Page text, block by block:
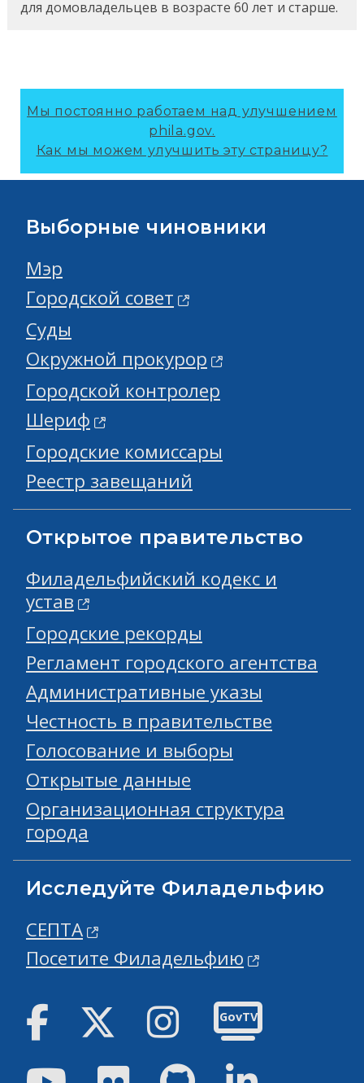
для домовладельцев в возрасте 60 лет и старше.
Мы постоянно работаем над улучшением
phila.gov.
Как мы можем улучшить эту страницу?
Выборные чиновники
Мэр
Городской совет
Суды
Окружной прокурор
Городской контролер
Шериф
Городские комиссары
Реестр завещаний
Открытое правительство
Филадельфийский кодекс и
устав
Городские рекорды
Регламент городского агентства
Административные указы
Честность в правительстве
Голосование и выборы
Открытые данные
Организационная структура
города
Исследуйте Филадельфию
СЕПТА
Посетите Филадельфию
Facebook Твиттер инстаграм
GovTV
YoutubeFlickr GitHub